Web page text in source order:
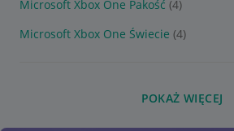
Microsoft Xbox One Pakość (4)
Microsoft Xbox One Świecie (4)
POKAŻ WIĘCEJ